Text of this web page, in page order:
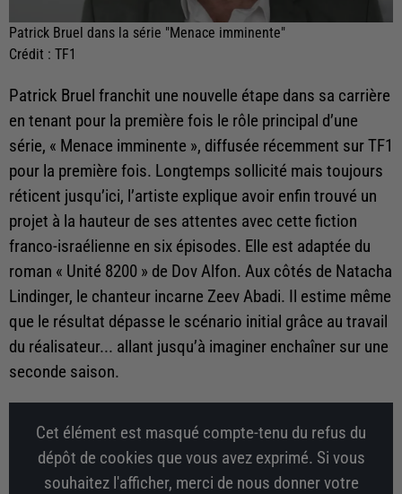
Patrick Bruel dans la série "Menace imminente"
Crédit : TF1
Patrick Bruel franchit une nouvelle étape dans sa carrière
en tenant pour la première fois le rôle principal d’une
série, « Menace imminente », diffusée récemment sur TF1
pour la première fois. Longtemps sollicité mais toujours
réticent jusqu’ici, l’artiste explique avoir enfin trouvé un
projet à la hauteur de ses attentes avec cette fiction
franco-israélienne en six épisodes. Elle est adaptée du
roman « Unité 8200 » de Dov Alfon. Aux côtés de Natacha
Lindinger, le chanteur incarne Zeev Abadi. Il estime même
que le résultat dépasse le scénario initial grâce au travail
du réalisateur... allant jusqu’à imaginer enchaîner sur une
seconde saison.
Cet élément est masqué compte-tenu du refus du
dépôt de cookies que vous avez exprimé. Si vous
souhaitez l'afficher, merci de nous donner votre